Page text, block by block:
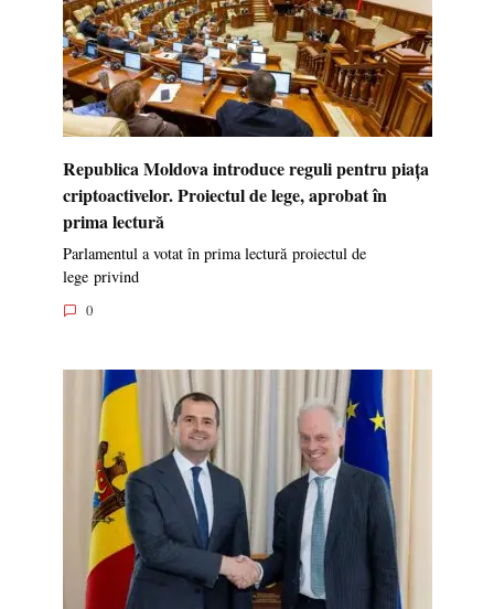
Republica Moldova introduce reguli pentru piața
criptoactivelor. Proiectul de lege, aprobat în
prima lectură
Parlamentul a votat în prima lectură proiectul de
lege privind
0